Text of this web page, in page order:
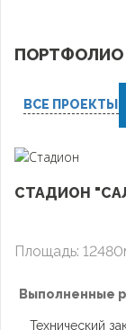
ПОРТФОЛИО
ВСЕ ПРОЕКТЫ
СТАДИОН
Площадь:
Выполненные
Технический